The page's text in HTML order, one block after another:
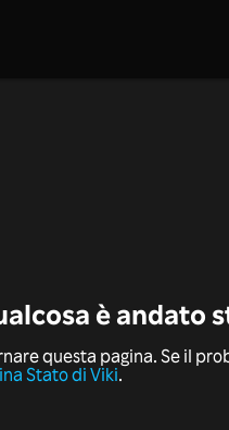
è andato
questa pagina. Se il
Stato di Viki.